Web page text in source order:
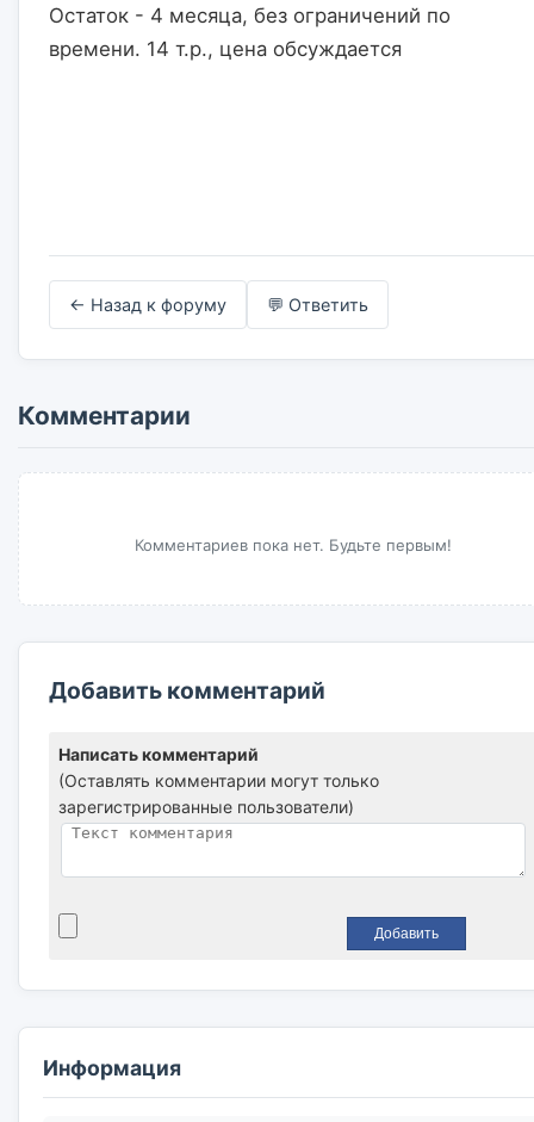
Остаток - 4 месяца, без ограничений по
времени. 14 т.р., цена обсуждается
← Назад к форуму 💬 Ответить
Комментарии
Комментариев пока нет. Будьте первым!
Добавить комментарий
Написать комментарий
(Оставлять комментарии могут только
зарегистрированные пользователи)
Информация